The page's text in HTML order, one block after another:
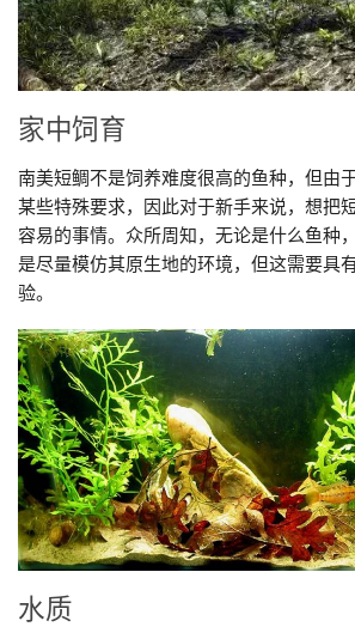
家中饲育
南美短鲷不是饲养难度很高的鱼种，但由
某些特殊要求，因此对于新手来说，想把
容易的事情。众所周知，无论是什么鱼种
是尽量模仿其原生地的环境，但这需要具
验。
水质